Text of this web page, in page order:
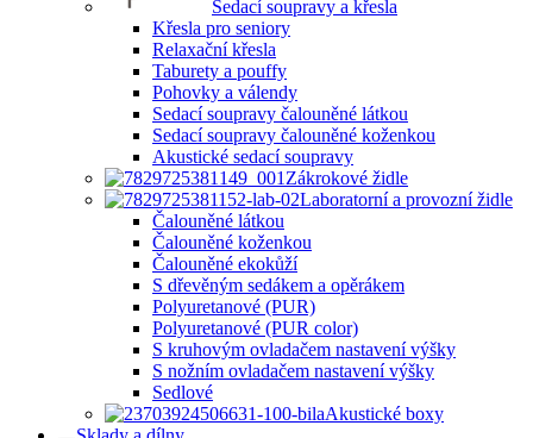
Sedací soupravy a křesla
Křesla pro seniory
Relaxační křesla
Taburety a pouffy
Pohovky a válendy
Sedací soupravy čalouněné látkou
Sedací soupravy čalouněné koženkou
Akustické sedací soupravy
Zákrokové židle
Laboratorní a provozní židle
Čalouněné látkou
Čalouněné koženkou
Čalouněné ekokůží
S dřevěným sedákem a opěrákem
Polyuretanové (PUR)
Polyuretanové (PUR color)
S kruhovým ovladačem nastavení výšky
S nožním ovladačem nastavení výšky
Sedlové
Akustické boxy